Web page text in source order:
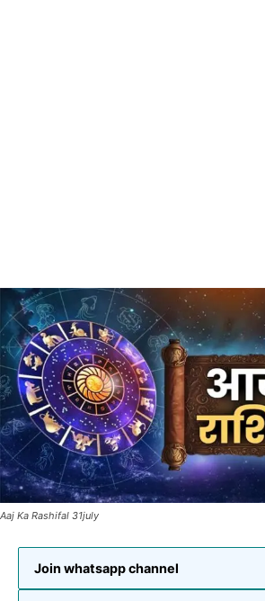
Aaj Ka Rashifal 31july
Join whatsapp channel